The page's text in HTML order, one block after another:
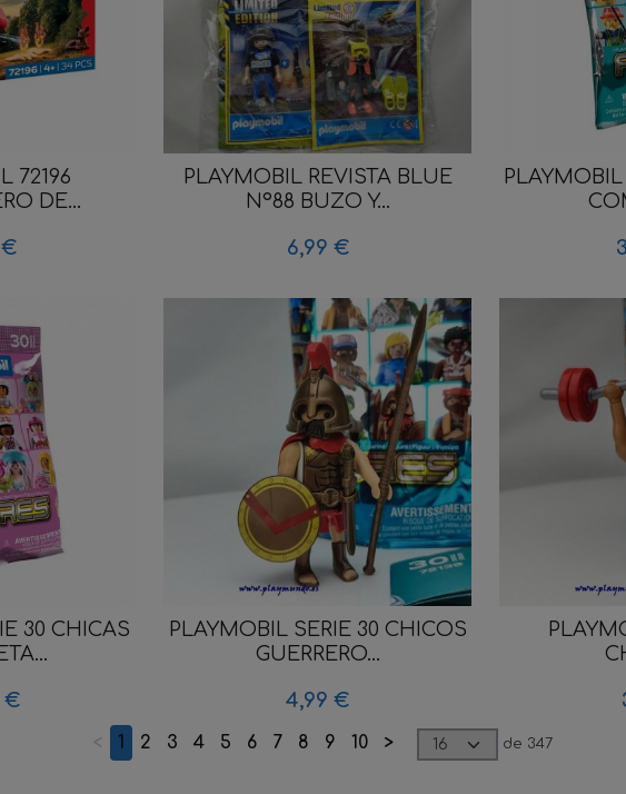
72196
DE...
€
PLAYMOBIL REVISTA BLUE
Nº88 BUZO Y...
6,99 €
30 CHICAS
€
PLAYMOBIL SERIE 30 CHICOS
GUERRERO...
4,99 €
< 1 2 3 4 5 6 7 8 9 10 > de 347